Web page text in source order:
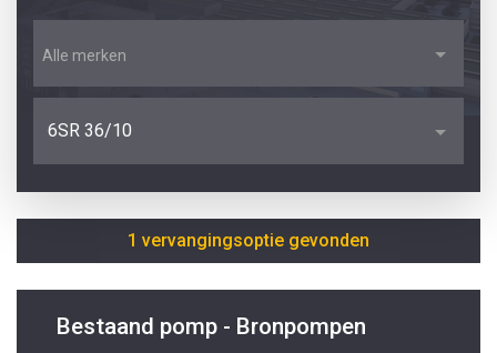
Alle merken
6SR 36/10
1 vervangingsoptie gevonden
Bestaand pomp - Bronpompen